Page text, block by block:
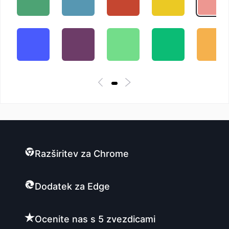
Razširitev za Chrome
Dodatek za Edge
Ocenite nas s 5 zvezdicami